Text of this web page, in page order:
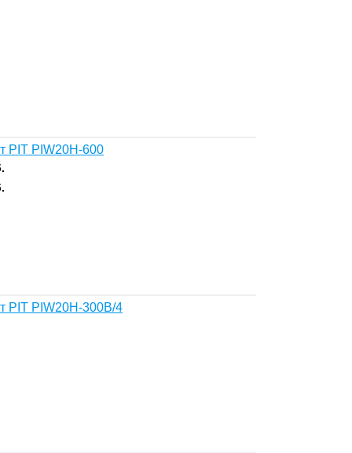
PIT PIW20H-600
PIT PIW20H-300B/4